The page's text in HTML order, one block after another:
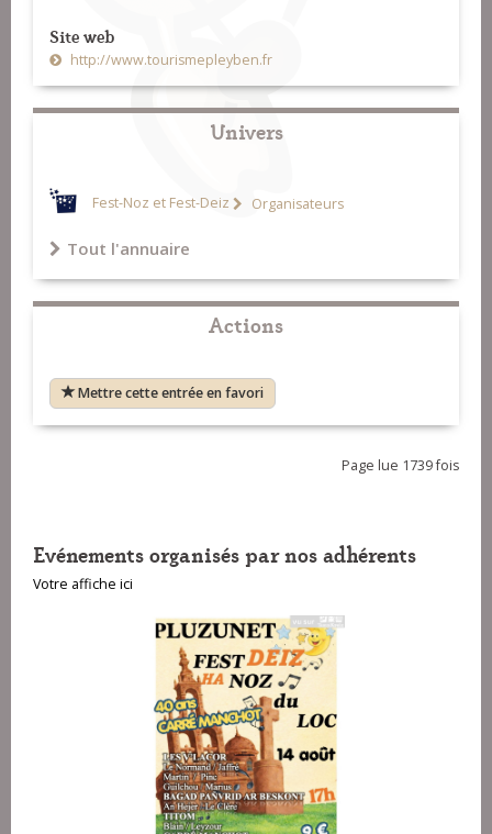
Site web
http://www.tourismepleyben.fr
Univers
Fest-Noz et Fest-Deiz Organisateurs
Tout l'annuaire
Actions
Mettre cette entrée en favori
Page lue 1739 fois
Evénements organisés par nos adhérents
Votre affiche ici